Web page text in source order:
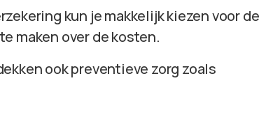
kun je makkelijk kiezen voor de
maken over de kosten.
ook preventieve zorg zoals